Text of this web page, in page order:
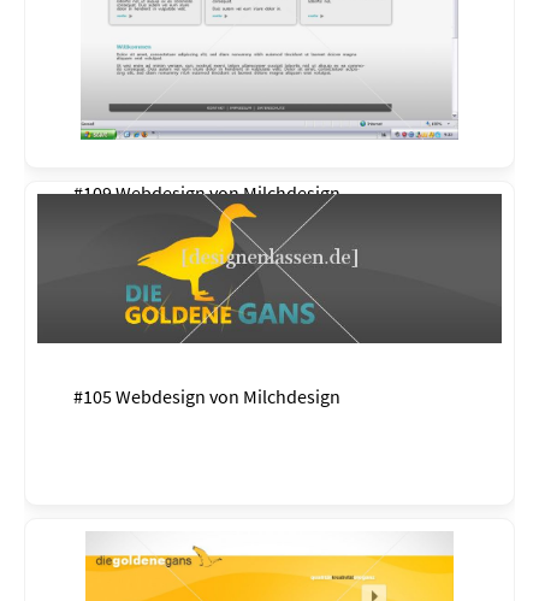
#109 Webdesign vonMilchdesign
#105 Webdesign von Milchdesign